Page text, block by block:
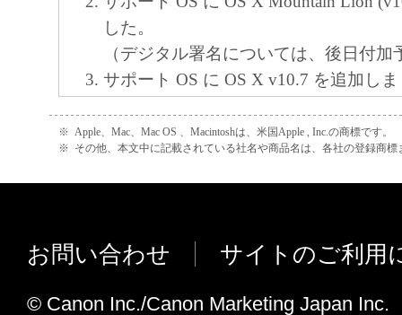
した。
（デジタル署名については、後日付加
サポート OS に OS X v10.7 を追加し
EX が不正終了する問題を修正しまし
ロシア語、ポーランド語環境でPDFフ
集画面を開き、ファイル保存を実行す
Ver.3.1.2
PDFファイルが作成可能な画像サイズ
9600pixelから10500pixelに変更しまし
※ Apple、Mac、Mac OS 、Macintoshは、米国Apple , Inc.の商標です。
※ その他、本文中に記載されている社名や商品名は、各社の登録商標
お問い合わせ サイトのご利用
© Canon Inc./Canon Marketing Japan Inc.